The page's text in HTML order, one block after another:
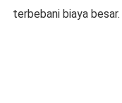
terbebani biaya besar.